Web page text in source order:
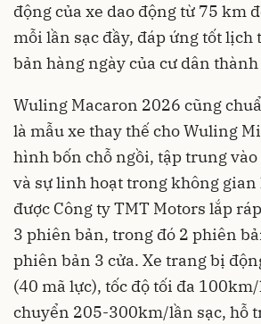
động của xe dao động từ 75 km
mỗi lần sạc đầy, đáp ứng tốt
bản hàng ngày của cư dân thành
Wuling Macaron 2026 cũng
là mẫu xe thay thế cho Wuling
hình bốn chỗ ngồi, tập trung
và sự linh hoạt trong không gian
được Công ty TMT Motors lắp
3 phiên bản, trong đó 2 phiên
phiên bản 3 cửa. Xe trang bị
(40 mã lực), tốc độ tối đa
chuyển 205-300km/lần sạc, hỗ